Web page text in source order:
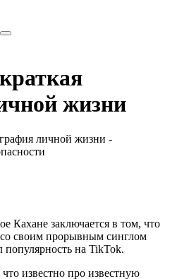
жизни
Кахане заключается в том, что
со своим прорывным синглом
популярность на TikTok.
известно про известную